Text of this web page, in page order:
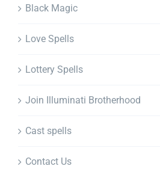
Black Magic
Love Spells
Lottery Spells
Join Illuminati Brotherhood
Cast spells
Contact Us